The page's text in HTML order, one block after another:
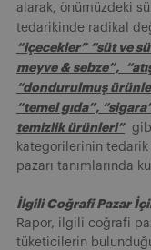
alarak, önümüzdeki
tedarikinde radikal
“içecekler” “süt ve
meyve & sebze”,
“dondurulmuş
“temel gıda”,
temizlik ürünleri”gibi
kategorilerinin tedarik
pazarı tanımlarında
İlgili Coğrafi Pazar
Rapor, ilgili coğrafi
tüketicilerin